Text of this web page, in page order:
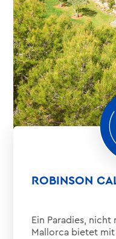
ROBINSON
Ein Paradies, nicht
Mallorca bietet